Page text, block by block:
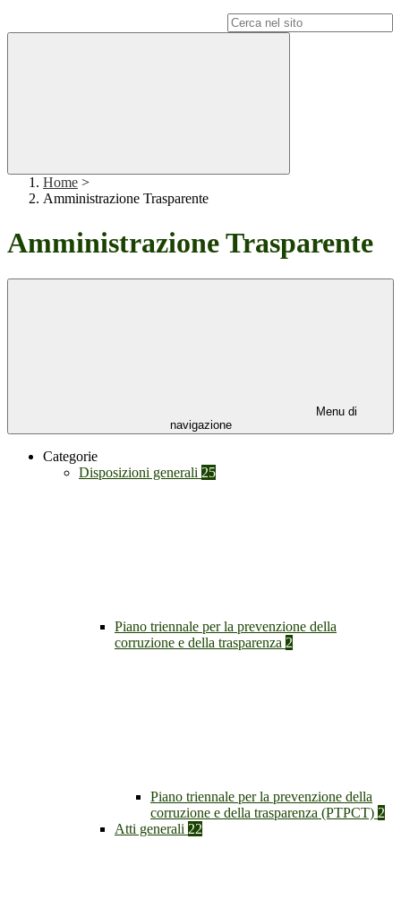
Home >
Amministrazione Trasparente
Amministrazione Trasparente
Menu di
navigazione
Categorie
Disposizioni generali 25
Piano triennale per la prevenzione della
corruzione e della trasparenza 2
Piano triennale per la prevenzione della
corruzione e della trasparenza (PTPCT) 2
Atti generali 22